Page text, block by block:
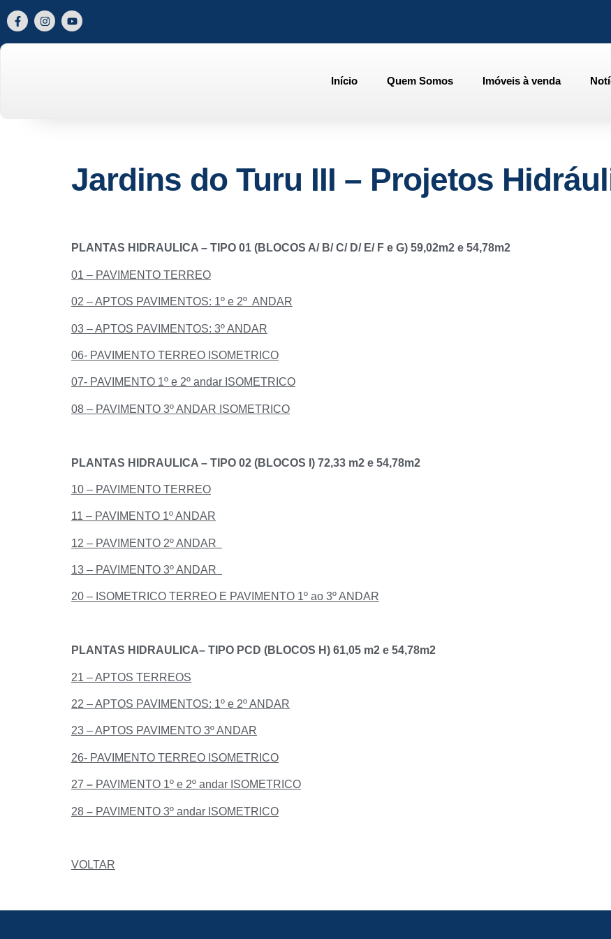
Início Quem Somos Imóveis à venda
Jardins do Turu III – Projetos
PLANTAS HIDRAULICA – TIPO 01 (BLOCOS A/ B/ C/ D/ E/ F e G) 59,02m2 e 54,78m2
01 – PAVIMENTO TERREO
02 – APTOS PAVIMENTOS: 1º e 2º ANDAR
03 – APTOS PAVIMENTOS: 3º ANDAR
06- PAVIMENTO TERREO ISOMETRICO
07- PAVIMENTO 1º e 2º andar ISOMETRICO
08 – PAVIMENTO 3º ANDAR ISOMETRICO
PLANTAS HIDRAULICA – TIPO 02 (BLOCOS I) 72,33 m2 e 54,78m2
10 – PAVIMENTO TERREO
11 – PAVIMENTO 1º ANDAR
12 – PAVIMENTO 2º ANDAR
13 – PAVIMENTO 3º ANDAR
20 – ISOMETRICO TERREO E PAVIMENTO 1º ao 3º ANDAR
PLANTAS HIDRAULICA– TIPO PCD (BLOCOS H) 61,05 m2 e 54,78m2
21 – APTOS TERREOS
22 – APTOS PAVIMENTOS: 1º e 2º ANDAR
23 – APTOS PAVIMENTO 3º ANDAR
26- PAVIMENTO TERREO ISOMETRICO
27 – PAVIMENTO 1º e 2º andar ISOMETRICO
28 – PAVIMENTO 3º andar ISOMETRICO
VOLTAR